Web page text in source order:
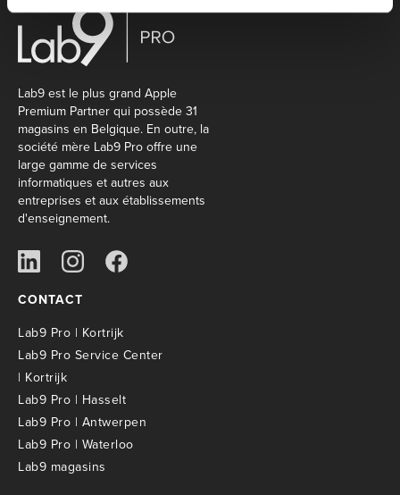
Lab9 est le plus grand Apple
Premium Partner qui possède 31
magasins en Belgique. En outre, la
société mère Lab9 Pro offre une
large gamme de services
informatiques et autres aux
entreprises et aux établissements
d'enseignement.
CONTACT
Lab9 Pro | Kortrijk
Lab9 Pro Service Center
| Kortrijk
Lab9 Pro | Hasselt
Lab9 Pro | Antwerpen
Lab9 Pro | Waterloo
Lab9 magasins